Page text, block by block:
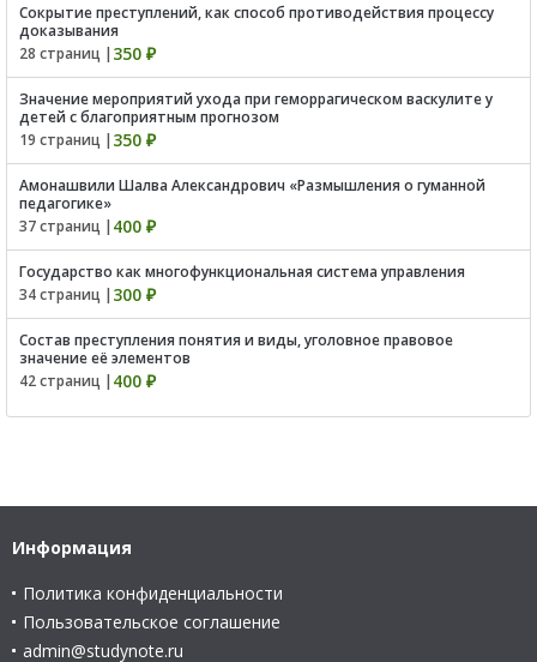
Сокрытие преступлений, как способ противодействия процессу
доказывания
28 страниц | 350 ₽
Значение мероприятий ухода при геморрагическом васкулите у
детей с благоприятным прогнозом
19 страниц | 350 ₽
Амонашвили Шалва Александрович «Размышления о гуманной
педагогике»
37 страниц | 400 ₽
Государство как многофункциональная система управления
34 страниц | 300 ₽
Состав преступления понятия и виды, уголовное правовое
значение её элементов
42 страниц | 400 ₽
Информация
Политика конфиденциальности
Пользовательское соглашение
admin@studynote.ru